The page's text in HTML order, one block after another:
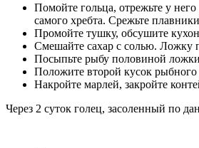
Помойте гольца, отрежьте у
самого хребта. Срежьте
Промойте тушку, обсушите
Смешайте сахар с солью. Ложку
Посыпьте рыбу половиной
Положите второй кусок
Накройте марлей, закройте
Через 2 суток голец, засоленный по